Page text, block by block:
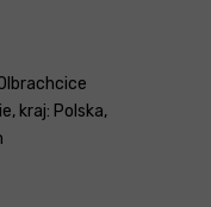
kraj: Polska,